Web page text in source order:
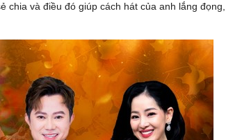
chia và điều đó giúp cách hát của anh lắng đọng,